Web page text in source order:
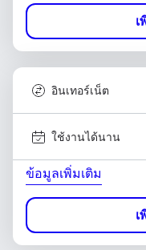
เ
อินเทอร์เน็ต
ใช้งานได้นาน
ข้อมูลเพิ่มเติม
เ